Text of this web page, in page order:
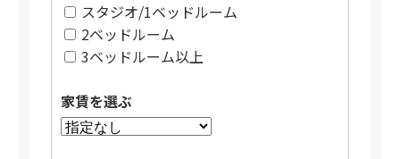
スタジオ/1ベッドルーム
2ベッドルーム
3ベッドルーム以上
家賃を選ぶ